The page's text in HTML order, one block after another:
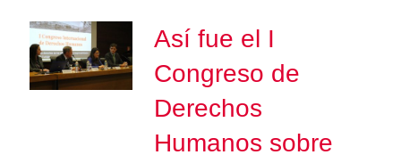
Así fue el I
Congreso de
Derechos
Humanos sobre